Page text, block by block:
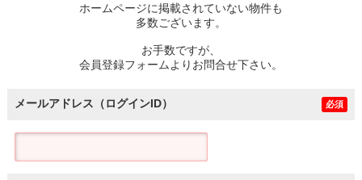
ホームページに掲載されていない物件も
多数ございます。
お手数ですが、
会員登録フォームよりお問合せ下さい。
メールアドレス（ログインID） 必須